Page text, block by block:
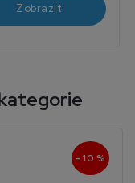
Zobrazit
- 10 %